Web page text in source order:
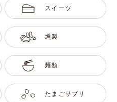
スイーツ
燻製
麺類
たまごサプリ